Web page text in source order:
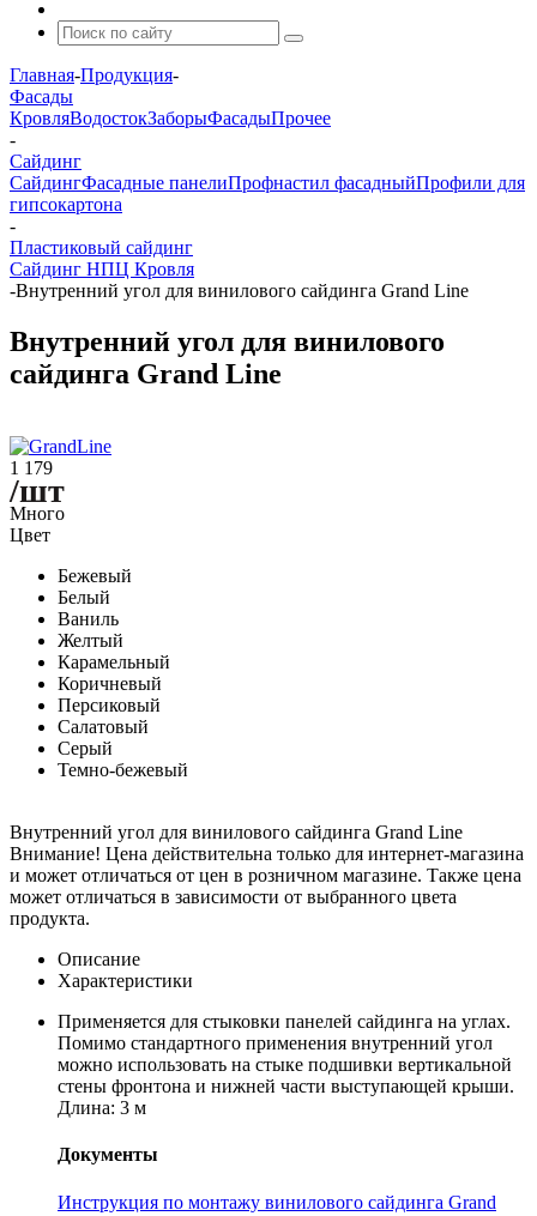
Главная-Продукция-
Фасады
КровляВодостокЗаборыФасадыПрочее
-
Сайдинг
СайдингФасадные панелиПрофнастил фасадныйПрофили для
гипсокартона
-
Пластиковый сайдинг
Сайдинг НПЦ Кровля
-Внутренний угол для винилового сайдинга Grand Line
Внутренний угол для винилового
сайдинга Grand Line
1 179
/шт
Много
Цвет
Бежевый
Белый
Ваниль
Желтый
Карамельный
Коричневый
Персиковый
Салатовый
Серый
Темно-бежевый
Внутренний угол для винилового сайдинга Grand Line
Внимание! Цена действительна только для интернет-магазина
и может отличаться от цен в розничном магазине. Также цена
может отличаться в зависимости от выбранного цвета
продукта.
Описание
Характеристики
Применяется для стыковки панелей сайдинга на углах.
Помимо стандартного применения внутренний угол
можно использовать на стыке подшивки вертикальной
стены фронтона и нижней части выступающей крыши.
Длина: 3 м
Документы
Инструкция по монтажу винилового сайдинга Grand